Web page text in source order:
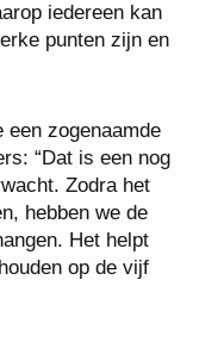
iedereen kan
punten zijn en
een zogenaamde
“Dat is een nog
Zodra het
hebben we de
Het helpt
op de vijf